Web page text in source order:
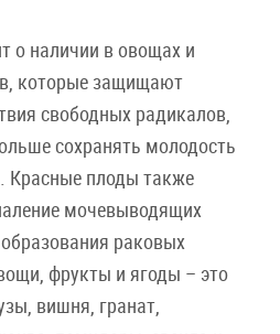
о наличии в овощах и
которые защищают
свободных радикалов,
сохранять молодость
Красные плоды также
мочевыводящих
раковых
фрукты и ягоды – это
вишня, гранат,